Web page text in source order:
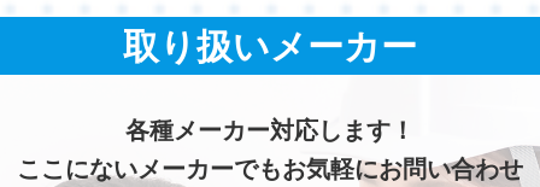
取り扱いメーカー
各種メーカー対応します！
ここにないメーカーでもお気軽にお問い合わせ